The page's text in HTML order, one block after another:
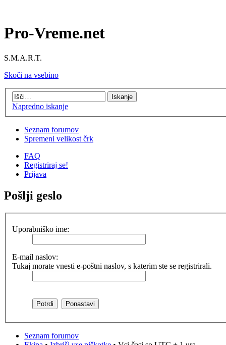
Pro-Vreme.net
S.M.A.R.T.
Skoči na vsebino
Napredno iskanje
Seznam forumov
Spremeni velikost črk
FAQ
Registriraj se!
Prijava
Pošlji geslo
Uporabniško ime:
E-mail naslov:
Tukaj morate vnesti e-poštni naslov, s katerim ste se registrirali.
Seznam forumov